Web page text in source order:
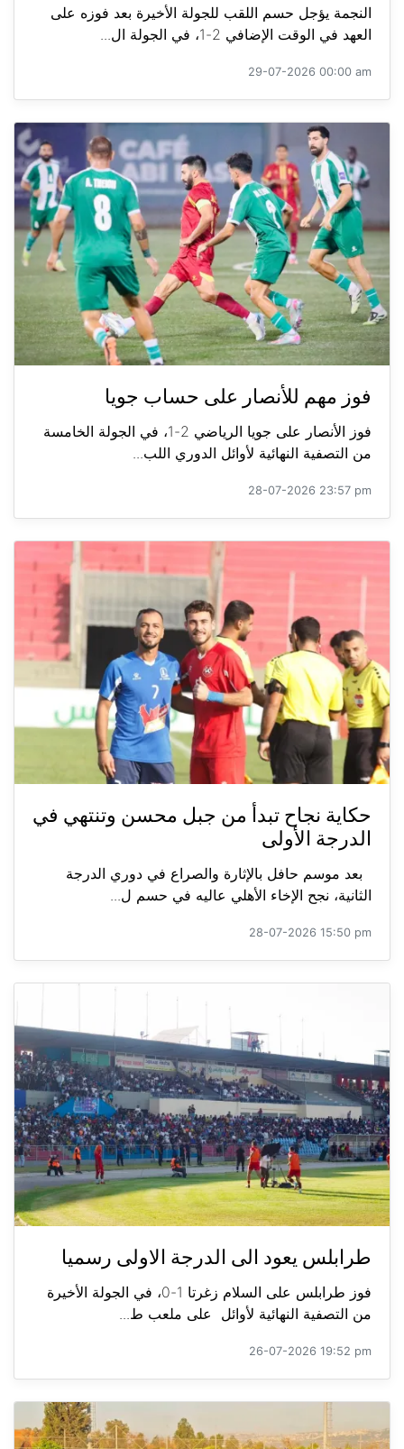
النجمة يؤجل حسم اللقب للجولة الأخيرة بعد فوزه على
العهد في الوقت الإضافي 2-1، في الجولة ال...
29-07-2026 00:00 am
فوز مهم للأنصار على حساب جويا
فوز الأنصار على جويا الرياضي 2-1، في الجولة الخامسة
من التصفية النهائية لأوائل الدوري اللب...
28-07-2026 23:57 pm
حكاية نجاح تبدأ من جبل محسن وتنتهي في
الدرجة الأولى
بعد موسم حافل بالإثارة والصراع في دوري الدرجة
الثانية، نجح الإخاء الأهلي عاليه في حسم ل...
28-07-2026 15:50 pm
طرابلس يعود الى الدرجة الاولى رسميا
فوز طرابلس على السلام زغرتا 1-0، في الجولة الأخيرة
من التصفية النهائية لأوائل على ملعب ط...
26-07-2026 19:52 pm